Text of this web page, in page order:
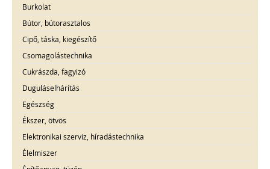
Burkolat
Bútor, bútorasztalos
Cipő, táska, kiegészítő
Csomagolástechnika
Cukrászda, fagyizó
Duguláselhárítás
Egészség
Ékszer, ötvös
Elektronikai szerviz, híradástechnika
Élelmiszer